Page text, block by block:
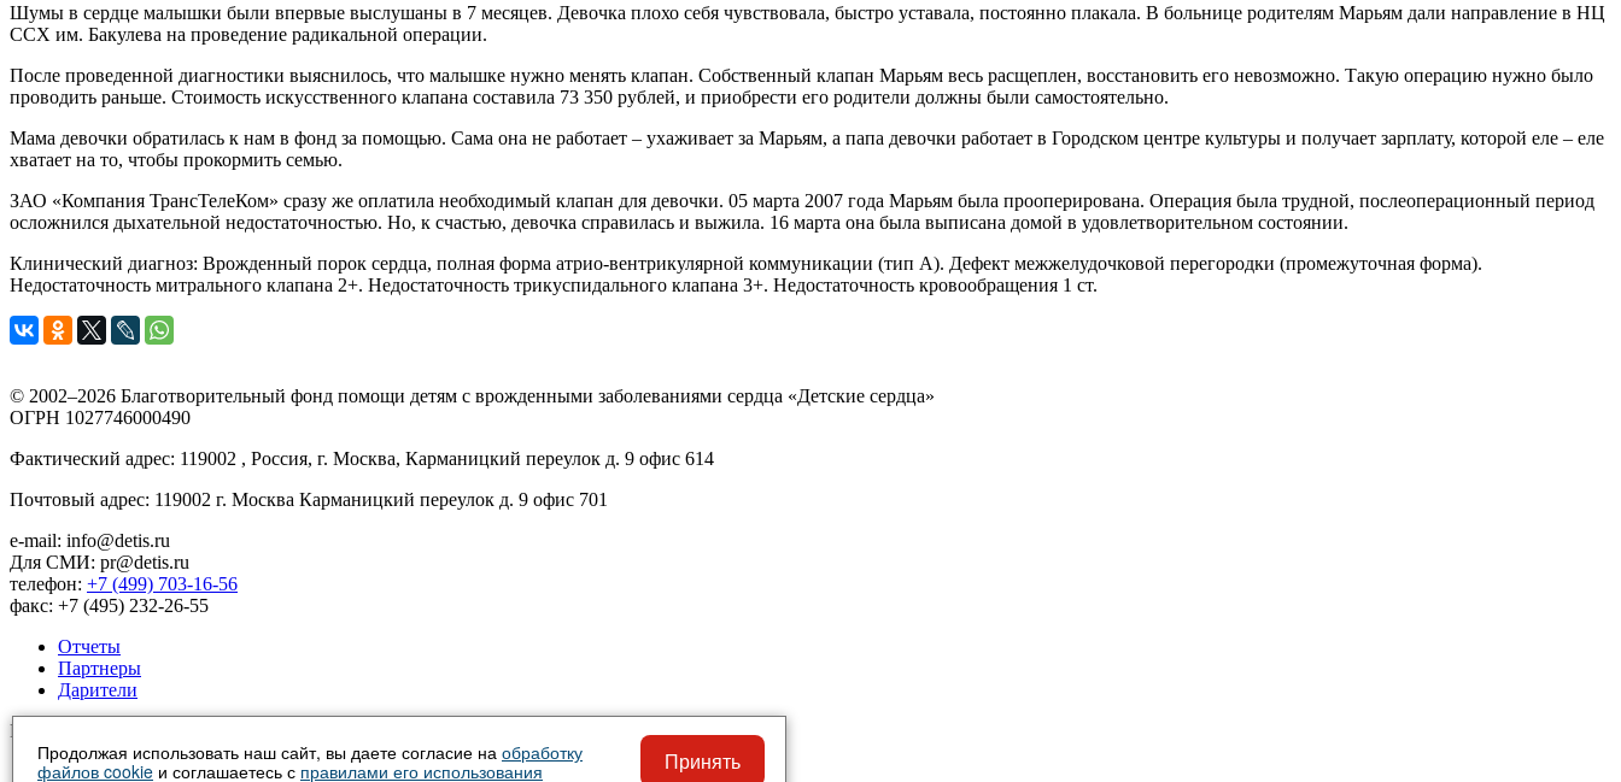
Шумы в сердце малышки были впервые выслушаны в 7 месяцев. Девочка плохо себя чувствовала, быстро уставала, постоянно плакала. В больнице родителям Марьям дали направление в НЦ
ССХ им. Бакулева на проведение радикальной операции.
После проведенной диагностики выяснилось, что малышке нужно менять клапан. Собственный клапан Марьям весь расщеплен, восстановить его невозможно. Такую операцию нужно было
проводить раньше. Стоимость искусственного клапана составила 73 350 рублей, и приобрести его родители должны были самостоятельно.
Мама девочки обратилась к нам в фонд за помощью. Сама она не работает – ухаживает за Марьям, а папа девочки работает в Городском центре культуры и получает зарплату, которой еле – еле
хватает на то, чтобы прокормить семью.
ЗАО «Компания ТрансТелеКом» сразу же оплатила необходимый клапан для девочки. 05 марта 2007 года Марьям была прооперирована. Операция была трудной, послеоперационный период
осложнился дыхательной недостаточностью. Но, к счастью, девочка справилась и выжила. 16 марта она была выписана домой в удовлетворительном состоянии.
Клинический диагноз: Врожденный порок сердца, полная форма атрио-вентрикулярной коммуникации (тип А). Дефект межжелудочковой перегородки (промежуточная форма).
Недостаточность митрального клапана 2+. Недостаточность трикуспидального клапана 3+. Недостаточность кровообращения 1 ст.
© 2002–2026 Благотворительный фонд помощи детям с врожденными заболеваниями сердца «Детские сердца»
ОГРН 1027746000490
Фактический адрес: 119002 , Россия, г. Москва, Карманицкий переулок д. 9 офис 614
Почтовый адрес: 119002 г. Москва Карманицкий переулок д. 9 офис 701
e-mail: info@detis.ru
Для СМИ: pr@detis.ru
телефон: +7 (499) 703-16-56
факс: +7 (495) 232-26-55
Отчеты
Партнеры
Дарители
Мы в социальных сетях
Путеводитель
Продолжая использовать наш сайт, вы даете согласие на обработку
файлов cookie и соглашаетесь с правилами его использования Принять